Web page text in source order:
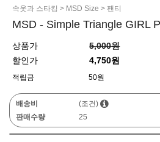
속옷과 스타킹 > MSD Size > 팬티
MSD - Simple Triangle GIRL
상품가
5,000원
할인가
4,750원
적립금 50원
배송비
(조건)
판매수량
25